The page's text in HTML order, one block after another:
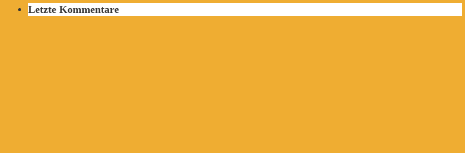
Letzte Kommentare